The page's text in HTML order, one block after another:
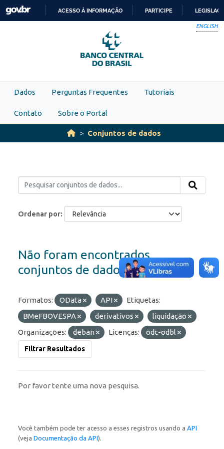
Skip to main content
PARA
O
CONTEÚDO
ACESSO À INFORMAÇÃO PARTICIPE
ENGLISH
Dados Perguntas Frequentes Tutoriais
Contato Sobre o Portal
Conjuntos de dados
Ordenar por
Não foram encontrados
conjuntos de dados
Formatos: OData API
Etiquetas:
BMeFBOVESPA
derivativos
liquidação
Organizações:
deban Licenças: odc-odbl
Filtrar Resultados
Por favor tente uma nova pesquisa.
Você também pode ter acesso a esses registros usando a API
(veja Documentação da API).